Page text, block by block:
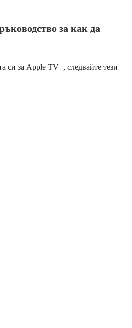
за как да
си за Apple TV+, следвайте тези